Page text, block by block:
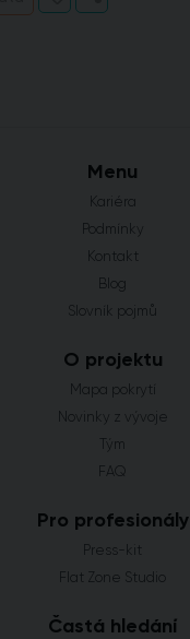
Menu
Kariéra
Podmínky
Kontakt
Blog
Slovník pojmů
O projektu
Mapa pokrytí
Novinky z vývoje
Tým
FAQ
Pro profesionály
Press-kit
Flat Zone Studio
Častá hledání